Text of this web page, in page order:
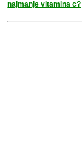
najmanje vitamina c?